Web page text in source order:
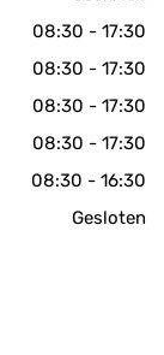
08:30 - 17:30
08:30 - 17:30
08:30 - 17:30
08:30 - 17:30
08:30 - 16:30
Gesloten